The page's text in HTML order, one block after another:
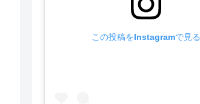
この投稿をInstagramで見る